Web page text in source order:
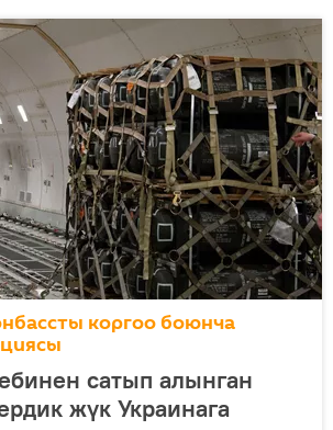
коргоо боюнча
сатып алынган
жүк Украинага